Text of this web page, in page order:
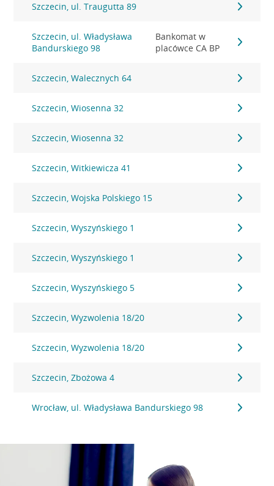
Szczecin, ul. Traugutta 89
Szczecin, ul. Władysława
Bandurskiego 98
Bankomat w
placówce CA BP
Szczecin, Walecznych 64
Szczecin, Wiosenna 32
Szczecin, Wiosenna 32
Szczecin, Witkiewicza 41
Szczecin, Wojska Polskiego 15
Szczecin, Wyszyńskiego 1
Szczecin, Wyszyńskiego 1
Szczecin, Wyszyńskiego 5
Szczecin, Wyzwolenia 18/20
Szczecin, Wyzwolenia 18/20
Szczecin, Zbożowa 4
Wrocław, ul. Władysława Bandurskiego 98